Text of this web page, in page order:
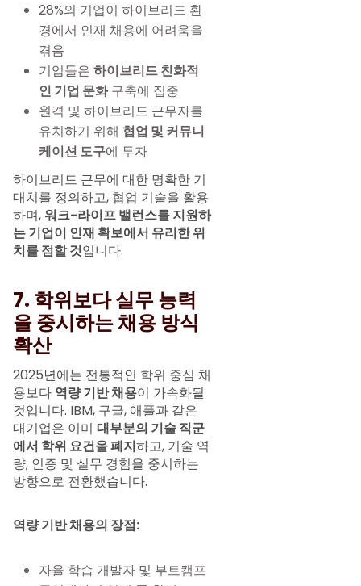
28%의 기업이 하이브리드 환
경에서 인재 채용에 어려움을
겪음
기업들은 하이브리드 친화적
인 기업 문화구축에 집중
원격 및 하이브리드 근무자를
유치하기 위해 협업 및 커뮤니
케이션 도구에 투자
하이브리드 근무에 대한 명확한 기
대치를 정의하고, 협업 기술을 활용
하며,워크-라이프 밸런스를 지원하
는 기업이 인재 확보에서 유리한 위
치를 점할 것입니다.
7. 학위보다 실무 능력
을 중시하는 채용 방식
확산
2025년에는 전통적인 학위 중심 채
용보다 역량 기반 채용이 가속화될
것입니다. IBM, 구글, 애플과 같은
대기업은 이미 대부분의 기술 직군
에서 학위 요건을 폐지하고, 기술 역
량, 인증 및 실무 경험을 중시하는
방향으로 전환했습니다.
역량 기반 채용의 장점:
자율 학습 개발자 및 부트캠프